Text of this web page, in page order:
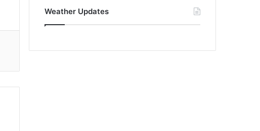
Weather Updates